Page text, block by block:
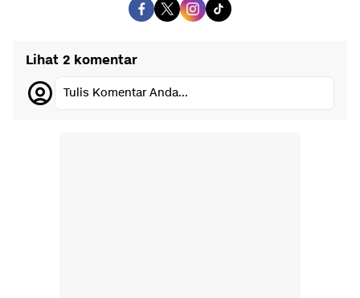
Lihat 2 komentar
Tulis Komentar Anda...